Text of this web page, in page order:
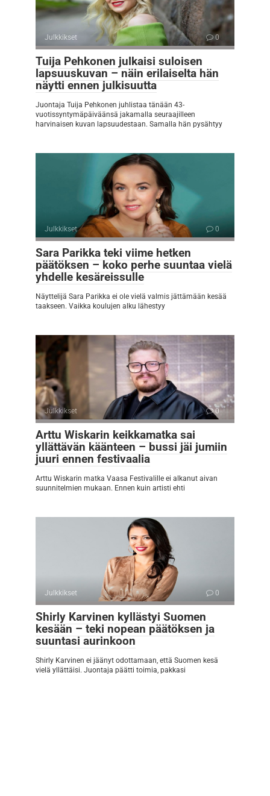
Julkkikset 0
Tuija Pehkonen julkaisi suloisen
lapsuuskuvan – näin erilaiselta hän
näytti ennen julkisuutta
Juontaja Tuija Pehkonen juhlistaa tänään 43-
vuotissyntymäpäiväänsä jakamalla seuraajilleen
harvinaisen kuvan lapsuudestaan. Samalla hän pysähtyy
Julkkikset 0
Sara Parikka teki viime hetken
päätöksen – koko perhe suuntaa vielä
yhdelle kesäreissulle
Näyttelijä Sara Parikka ei ole vielä valmis jättämään kesää
taakseen. Vaikka koulujen alku lähestyy
Julkkikset 0
Arttu Wiskarin keikkamatka sai
yllättävän käänteen – bussi jäi jumiin
juuri ennen festivaalia
Arttu Wiskarin matka Vaasa Festivalille ei alkanut aivan
suunnitelmien mukaan. Ennen kuin artisti ehti
Julkkikset 0
Shirly Karvinen kyllästyi Suomen
kesään – teki nopean päätöksen ja
suuntasi aurinkoon
Shirly Karvinen ei jäänyt odottamaan, että Suomen kesä
vielä yllättäisi. Juontaja päätti toimia, pakkasi